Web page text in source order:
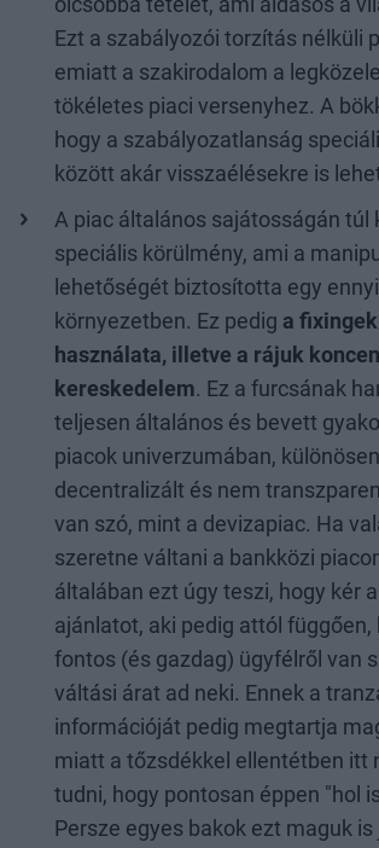
Ezt a szabályozói torzítás nélküli
emiatt a szakirodalom a
tökéletes piaci versenyhez. A
hogy a szabályozatlanság
között akár visszaélésekre is
A piac általános sajátosságán túl
speciális körülmény, ami a
lehetőségét biztosította egy
környezetben. Ez pedig a
használata, illetve a rájuk
kereskedelem. Ez a furcsának
teljesen általános és bevett
piacok univerzumában,
decentralizált és nem
van szó, mint a devizapiac. Ha
szeretne váltani a bankközi
általában ezt úgy teszi, hogy kér
ajánlatot, aki pedig attól függően,
fontos (és gazdag) ügyfélről van
váltási árat ad neki. Ennek a
információját pedig megtartja
miatt a tőzsdékkel ellentétben itt
tudni, hogy pontosan éppen "hol
Persze egyes bakok ezt maguk is